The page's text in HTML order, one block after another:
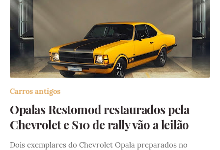
Carros antigos
Opalas Restomod restaurados pela
Chevrolet e S10 de rally vão a leilão
Dois exemplares do Chevrolet Opala preparados no